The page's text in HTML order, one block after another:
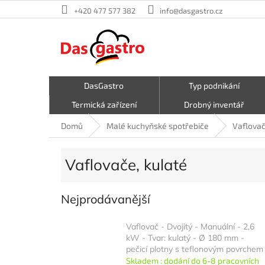
na
+420 477 577 382 info@dasgastro.cz
DasGastro Typ podnikání
Termická zařízení
Drobný inventář
Malé kuchyňské spotřebiče
Kavárna a zmrzlina
Domů Malé kuchyňské spotřebiče
Vaflovače, kulaté
Nejprodávanější
Vaflovač - Dvojitý - Manuální - 2,6
kW - Tvar: kulatý - Ø 180 mm -
pečicí plotny s teflonovým povrchem
Skladem : dodání do 6-8 pracovních